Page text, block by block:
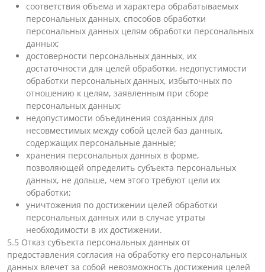
соответствия объема и характера обрабатываемых
персональных данных, способов обработки
персональных данных целям обработки персональных
данных;
достоверности персональных данных, их
достаточности для целей обработки, недопустимости
обработки персональных данных, избыточных по
отношению к целям, заявленным при сборе
персональных данных;
недопустимости объединения созданных для
несовместимых между собой целей баз данных,
содержащих персональные данные;
хранения персональных данных в форме,
позволяющей определить субъекта персональных
данных, не дольше, чем этого требуют цели их
обработки;
уничтожения по достижении целей обработки
персональных данных или в случае утраты
необходимости в их достижении.
5.5 Отказ субъекта персональных данных от
предоставления согласия на обработку его персональных
данных влечет за собой невозможность достижения целей